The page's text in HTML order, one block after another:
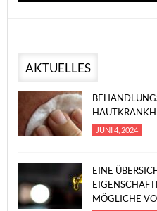
AKTUELLES
JUNI 4, 2024
EINE
MÖGLICHE